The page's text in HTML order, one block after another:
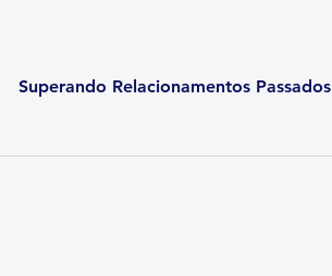
Superando Relacionamentos Passados